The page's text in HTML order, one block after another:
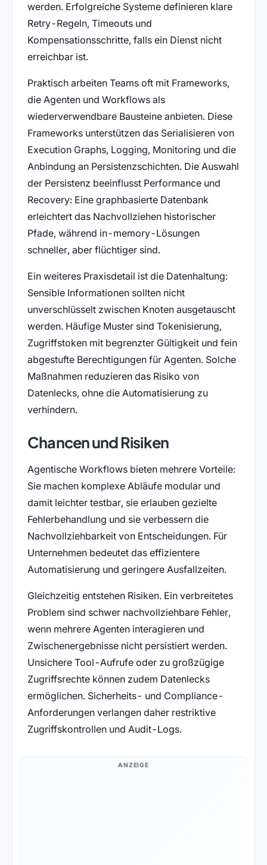
werden. Erfolgreiche Systeme definieren klare
Retry-Regeln, Timeouts und
Kompensationsschritte, falls ein Dienst nicht
erreichbar ist.
Praktisch arbeiten Teams oft mit Frameworks,
die Agenten und Workflows als
wiederverwendbare Bausteine anbieten. Diese
Frameworks unterstützen das Serialisieren von
Execution Graphs, Logging, Monitoring und die
Anbindung an Persistenzschichten. Die Auswahl
der Persistenz beeinflusst Performance und
Recovery: Eine graphbasierte Datenbank
erleichtert das Nachvollziehen historischer
Pfade, während in-memory-Lösungen
schneller, aber flüchtiger sind.
Ein weiteres Praxisdetail ist die Datenhaltung:
Sensible Informationen sollten nicht
unverschlüsselt zwischen Knoten ausgetauscht
werden. Häufige Muster sind Tokenisierung,
Zugriffstoken mit begrenzter Gültigkeit und fein
abgestufte Berechtigungen für Agenten. Solche
Maßnahmen reduzieren das Risiko von
Datenlecks, ohne die Automatisierung zu
verhindern.
Chancen und Risiken
Agentische Workflows bieten mehrere Vorteile:
Sie machen komplexe Abläufe modular und
damit leichter testbar, sie erlauben gezielte
Fehlerbehandlung und sie verbessern die
Nachvollziehbarkeit von Entscheidungen. Für
Unternehmen bedeutet das effizientere
Automatisierung und geringere Ausfallzeiten.
Gleichzeitig entstehen Risiken. Ein verbreitetes
Problem sind schwer nachvollziehbare Fehler,
wenn mehrere Agenten interagieren und
Zwischenergebnisse nicht persistiert werden.
Unsichere Tool-Aufrufe oder zu großzügige
Zugriffsrechte können zudem Datenlecks
ermöglichen. Sicherheits- und Compliance-
Anforderungen verlangen daher restriktive
Zugriffskontrollen und Audit-Logs.
ANZEIGE